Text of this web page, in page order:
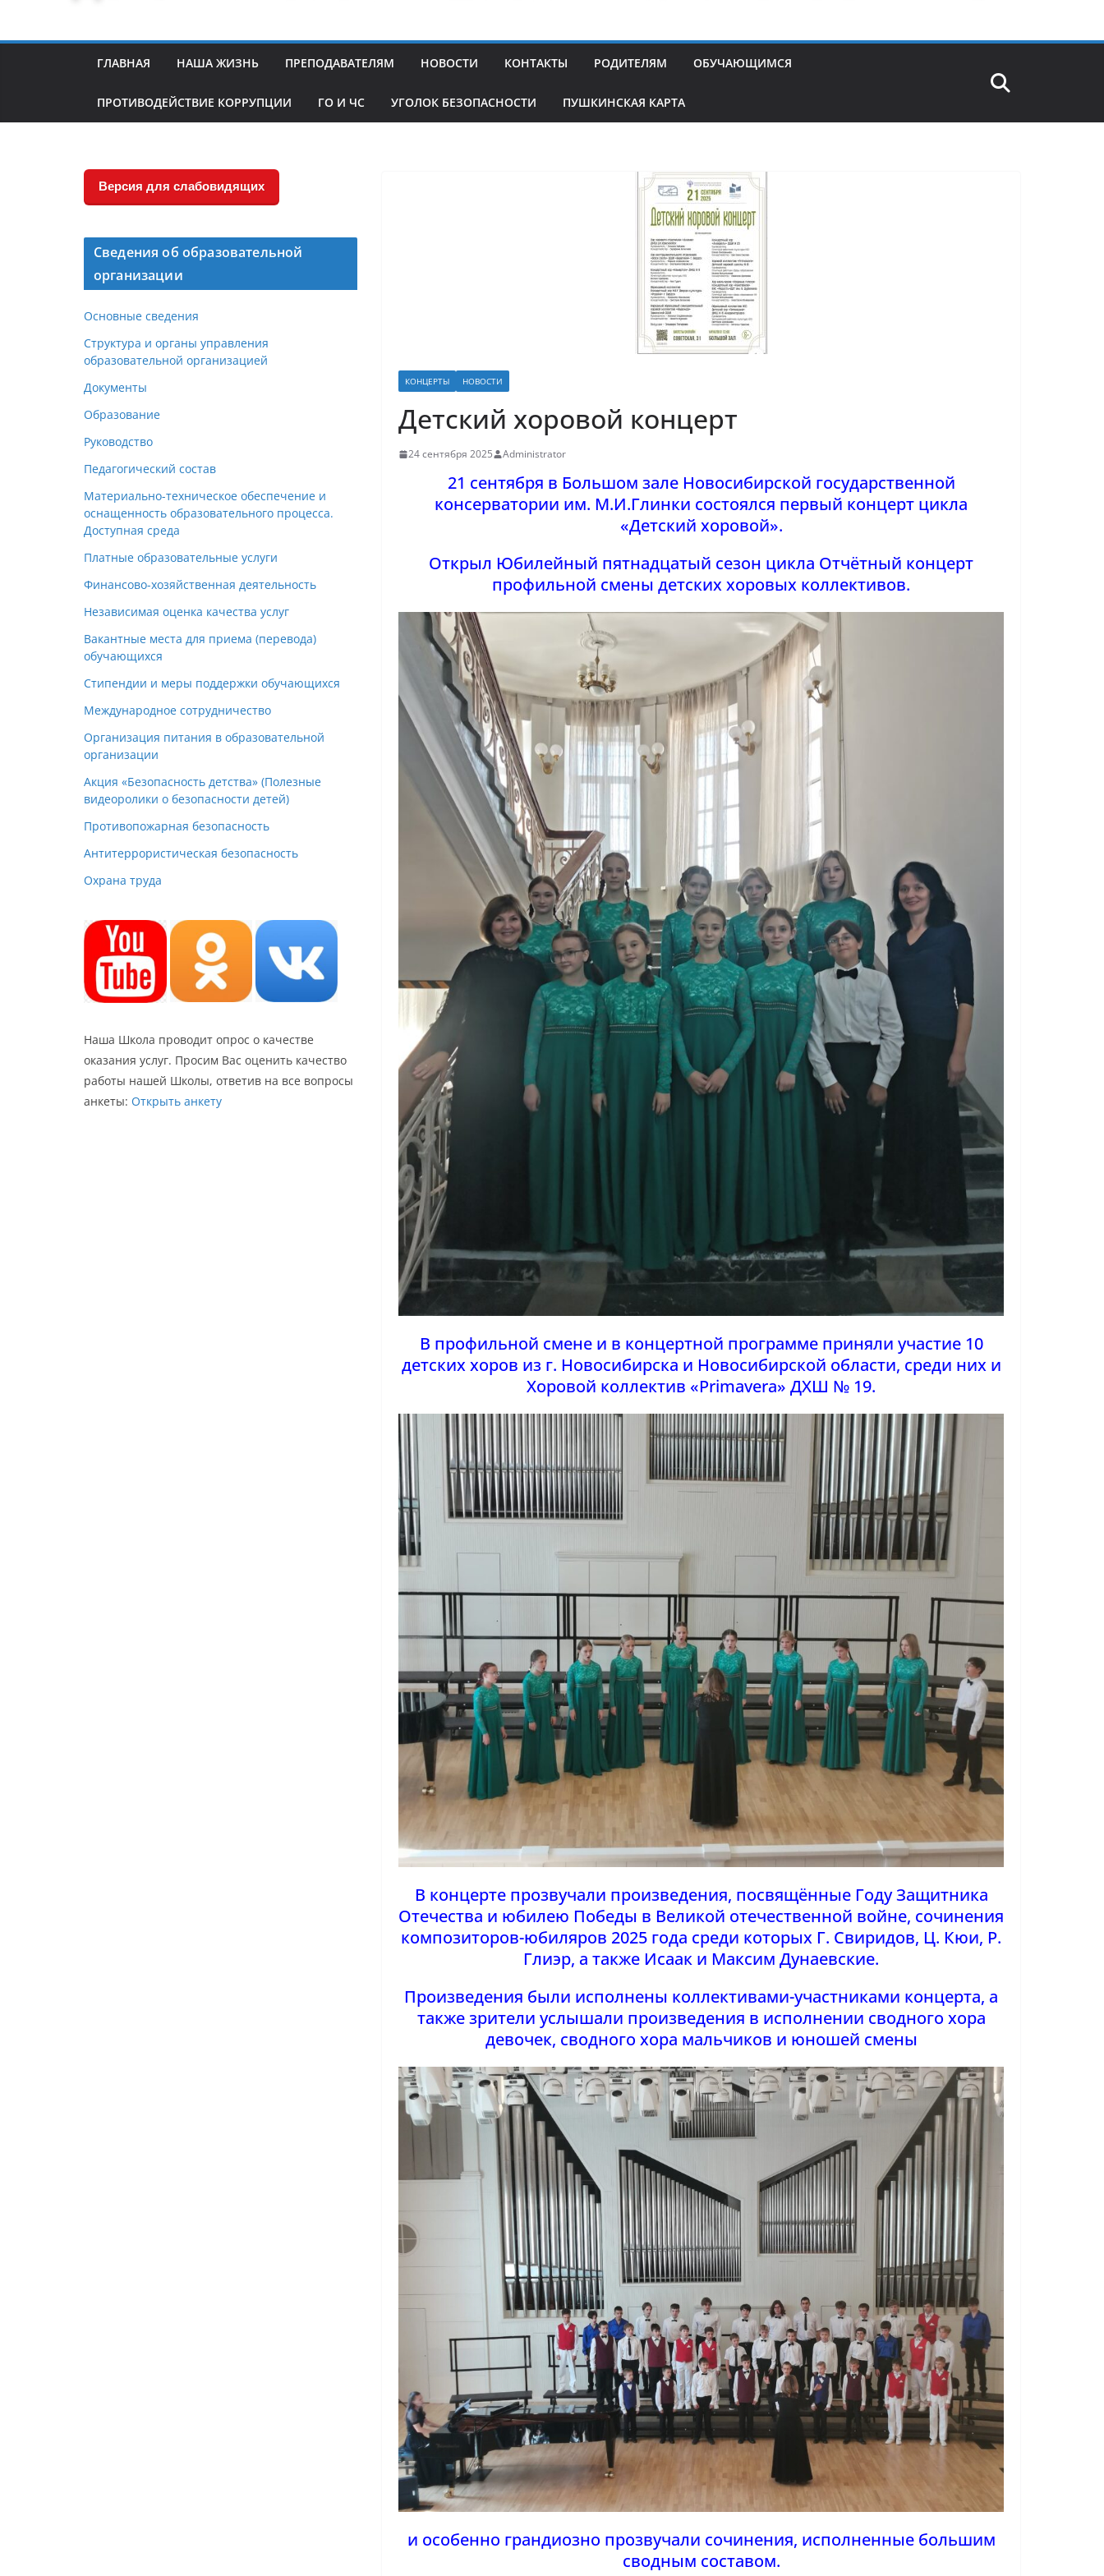
ГЛАВНАЯ НАША ЖИЗНЬ ПРЕПОДАВАТЕЛЯМ НОВОСТИ КОНТАКТЫ РОДИТЕЛЯМ ОБУЧАЮЩИМСЯ
ПРОТИВОДЕЙСТВИЕ КОРРУПЦИИ ГО И ЧС УГОЛОК БЕЗОПАСНОСТИ ПУШКИНСКАЯ КАРТА
КОНЦЕРТЫ НОВОСТИ
Детский хоровой концерт
24 сентября 2025 Administrator
21 сентября в Большом зале Новосибирской государственной
консерватории им. М.И.Глинки состоялся первый концерт цикла
«Детский хоровой».
Открыл Юбилейный пятнадцатый сезон цикла Отчётный концерт
профильной смены детских хоровых коллективов.
В профильной смене и в концертной программе приняли участие 10
детских хоров из г. Новосибирска и Новосибирской области, среди них и
Хоровой коллектив «Primavera» ДХШ № 19.
В концерте прозвучали произведения, посвящённые Году Защитника
Отечества и юбилею Победы в Великой отечественной войне, сочинения
композиторов-юбиляров 2025 года среди которых Г. Свиридов, Ц. Кюи, Р.
Глиэр, а также Исаак и Максим Дунаевские.
Произведения были исполнены коллективами-участниками концерта, а
также зрители услышали произведения в исполнении сводного хора
девочек, сводного хора мальчиков и юношей смены
и особенно грандиозно прозвучали сочинения, исполненные большим
сводным составом.
Версия для слабовидящих
Сведения об образовательной
организации
Основные сведения
Структура и органы управления
образовательной организацией
Документы
Образование
Руководство
Педагогический состав
Материально-техническое обеспечение и
оснащенность образовательного процесса.
Доступная среда
Платные образовательные услуги
Финансово-хозяйственная деятельность
Независимая оценка качества услуг
Вакантные места для приема (перевода)
обучающихся
Стипендии и меры поддержки обучающихся
Международное сотрудничество
Организация питания в образовательной
организации
Акция «Безопасность детства» (Полезные
видеоролики о безопасности детей)
Противопожарная безопасность
Антитеррористическая безопасность
Охрана труда
Наша Школа проводит опрос о качестве
оказания услуг. Просим Вас оценить качество
работы нашей Школы, ответив на все вопросы
анкеты: Открыть анкету